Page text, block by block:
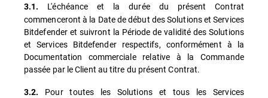
3.1.
L'échéance et la durée du présent Contrat
commenceront à la Date de début des Solutions et Services
Bitdefender et suivront la Période de validité des Solutions
et Services Bitdefender respectifs, conformément à la
Documentation commerciale relative à la Commande
passée par le Client au titre du présent Contrat.
3.2.
Pour toutes les Solutions et tous les Services